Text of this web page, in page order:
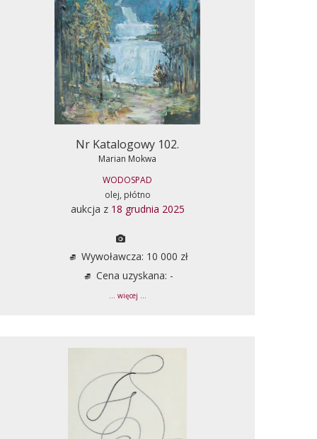
Nr Katalogowy 102.
Marian Mokwa
WODOSPAD
olej, płótno
aukcja z 18 grudnia 2025
Wywoławcza: 10 000 zł
Cena uzyskana: -
... więcej ...